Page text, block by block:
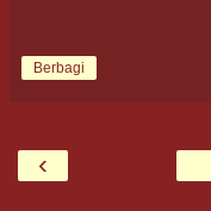
Berbagi
‹